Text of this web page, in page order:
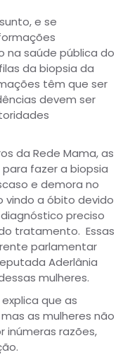
e se
na saúde pública do
da biopsia da
têm que ser
devem ser
da Rede Mama, as
fazer a biopsia
e demora no
vindo a óbito devido
preciso
tratamento. Essas
parlamentar
Aderlânia
mulheres.
que as
as mulheres não
inúmeras razões,